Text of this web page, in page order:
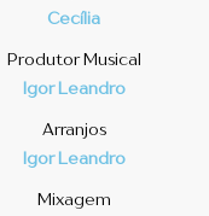
Cecília
Produtor Musical
Igor Leandro
Arranjos
Igor Leandro
Mixagem